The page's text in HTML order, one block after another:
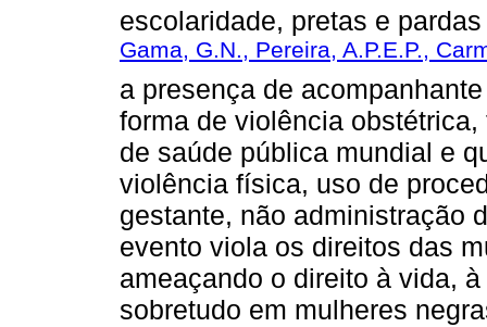
escolaridade, pretas e
Gama, G.N., Pereira, A.P.E.P.,
a presença de
forma de violência
de saúde pública mundial e
violência física, uso de
gestante, não administração
evento viola os direitos das
ameaçando o direito à vida,
sobretudo em mulheres